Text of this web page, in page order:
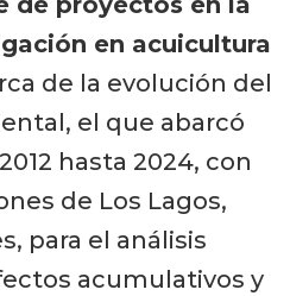
en acuicultura
de la evolución del
el que abarcó
hasta 2024, con
de Los Lagos,
para el análisis
acumulativos y